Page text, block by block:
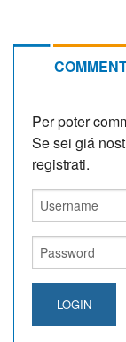
Per poter
Se sei giá
registrati.
LOGIN